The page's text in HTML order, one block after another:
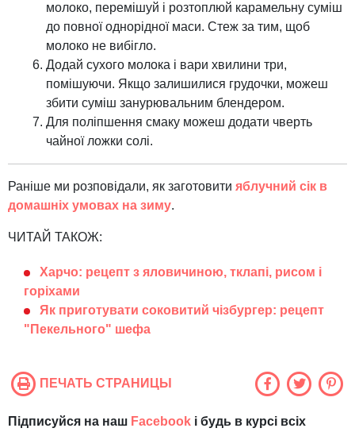
молоко, перемішуй і розтоплюй карамельну суміш
до повної однорідної маси. Стеж за тим, щоб
молоко не вибігло.
Додай сухого молока і вари хвилини три,
помішуючи. Якщо залишилися грудочки, можеш
збити суміш занурювальним блендером.
Для поліпшення смаку можеш додати чверть
чайної ложки солі.
Раніше ми розповідали, як заготовити яблучний сік в
домашніх умовах на зиму.
ЧИТАЙ ТАКОЖ:
Харчо: рецепт з яловичиною, тклапі, рисом і
горіхами
Як приготувати соковитий чізбургер: рецепт
"Пекельного" шефа
ПЕЧАТЬ СТРАНИЦЫ
Підписуйся на наш Facebook і будь в курсі всіх